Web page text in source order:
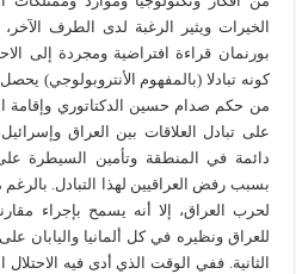
الخيرات ويثير الرغبة لدى الطرف
بورنمان قراءة افتراضية ومجردة إلى
كونه تبادلا (بالمفهوم الأنتروبولوجي)
من حكم صدام حسين الدكتاتوري وإقامة
على تبادل العلاقات بين العراق
دائمة في المنطقة وتأمين السيطرة على
بسبب رفض العراقيين لهذا التبادل.
لحرب العراق، إلا أنه يسمح بإجراء
للعراق ونظيره في كل ألمانيا واليابان
الثانية. ففي الوقت الذي أدى فيه